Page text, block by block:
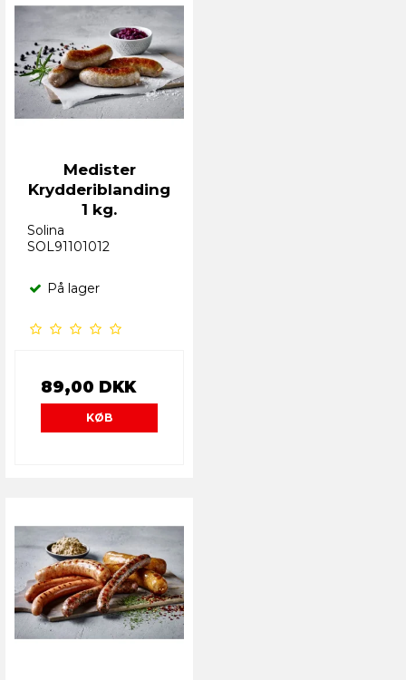
Medister
Krydderiblanding
1 kg.
Solina
SOL91101012
På lager
89,00 DKK
KØB